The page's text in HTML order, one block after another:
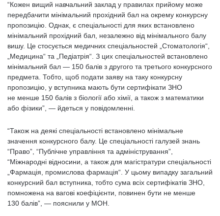
“Кожен вищий навчальний заклад у правилах прийому може
передбачити мінімальний прохідний бал на окрему конкурсну
пропозицію. Однак, є спеціальності для яких встановлено
мінімальний прохідний бал, незалежно від мінімального балу
вишу. Це стосується медичних спеціальностей „Стоматологія“,
„Медицина“ та „Педіатрія“. З цих спеціальностей встановлено
мінімальний бал — 150 балів з другого та третього конкурсного
предмета. Тобто, щоб подати заяву на таку конкурсну
пропозицію, у вступника мають бути сертифікати ЗНО
не менше 150 балів з біології або хімії, а також з математики
або фізики”, — йдеться у повідомленні.
“Також на деякі спеціальності встановлено мінімальне
значення конкурсного балу. Це спеціальності галузей знань
“Право”, “Публічне управління та адміністрування”,
“Міжнародні відносини, а також для магістратури спеціальності
„Фармація, промислова фармація“. У цьому випадку загальний
конкурсний бал вступника, тобто сума всіх сертифікатів ЗНО,
помножена на вагові коефіцієнти, повинен бути не менше
130 балів”, — пояснили у МОН.